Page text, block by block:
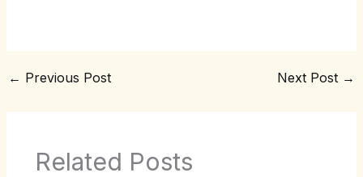
← Previous Post Next Post →
Related Posts